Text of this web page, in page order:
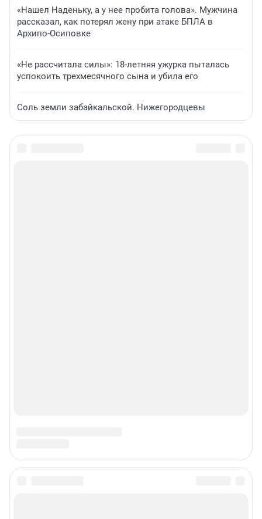
«Нашел Наденьку, а у нее пробита голова». Мужчина
рассказал, как потерял жену при атаке БПЛА в
Архипо-Осиповке
«Не рассчитала силы»: 18-летняя ужурка пыталась
успокоить трехмесячного сына и убила его
Соль земли забайкальской. Нижегородцевы